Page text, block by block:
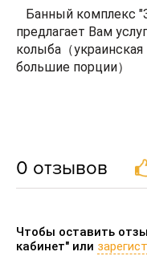
Банный комплекс
предлагает Вам
колыба（
большие порции）
0 отзывов
Чтобы оставить
кабинет" или